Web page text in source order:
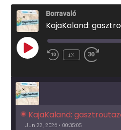
Borravaló
KajaKaland:
PLAY
EPISODE
1X
KajaKaland:
Jun 22, 2026 • 00:35:05